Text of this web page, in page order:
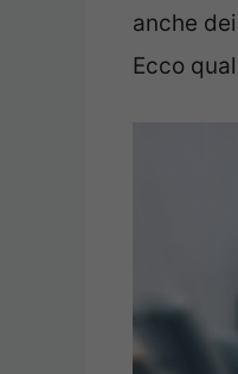
anche dei
Ecco